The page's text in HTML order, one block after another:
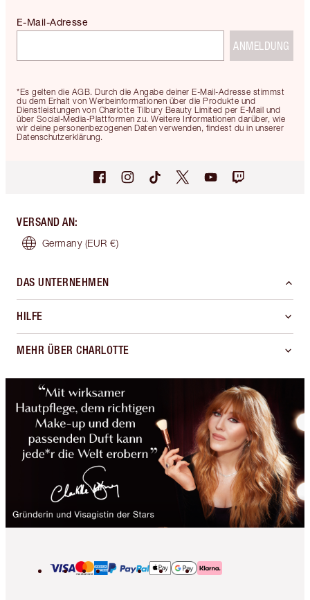
*Es gelten die AGB. Durch die Angabe deiner E-Mail-Adresse stimmst
du dem Erhalt von Werbeinformationen über die Produkte und
Dienstleistungen von Charlotte Tilbury Beauty Limited per E-Mail und
über Social-Media-Plattformen zu. Weitere Informationen darüber, wie
wir deine personenbezogenen Daten verwenden, findest du in unserer
Datenschutzerklärung.
E-Mail-Adresse
ANMELDUNG
VERSAND AN:
Germany (EUR €)
DAS UNTERNEHMEN
HILFE
MEHR ÜBER CHARLOTTE